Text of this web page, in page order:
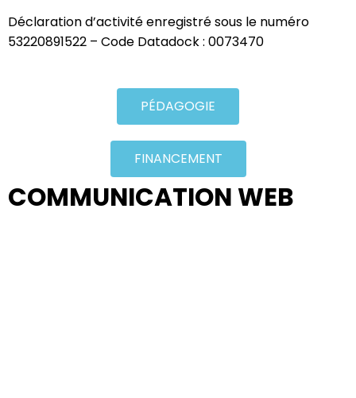
Déclaration d’activité enregistré sous le numéro
53220891522 – Code Datadock : 0073470
PÉDAGOGIE
FINANCEMENT
COMMUNICATION WEB